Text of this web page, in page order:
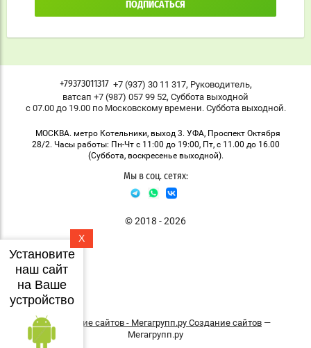
ПОДПИСАТЬСЯ
+79373011317 +7 (937) 30 11 317, Руководитель,
ватсап +7 (987) 057 99 52, Суббота выходной
с 07.00 до 19.00 по Московскому времени. Суббота выходной.
МОСКВА. метро Котельники, выход 3. УФА, Проспект Октября
28/2. Часы работы: Пн-Чт с 11:00 до 19:00, Пт, с 11.00 до 16.00
(Суббота, воскресенье выходной).
Мы в соц. сетях:
© 2018 - 2026
Создание сайтов —
Мегагрупп.ру
X
Установите
наш сайт
на Ваше
устройство